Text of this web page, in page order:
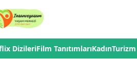
DizileriFilm TanıtımlarıKadınTurizm